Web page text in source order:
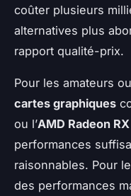
coûter plusieurs
alternatives plus
rapport qualité-prix.
Pour les amateurs
cartes graphiques
ou l’AMD Radeon
performances
raisonnables. Pour
des performances